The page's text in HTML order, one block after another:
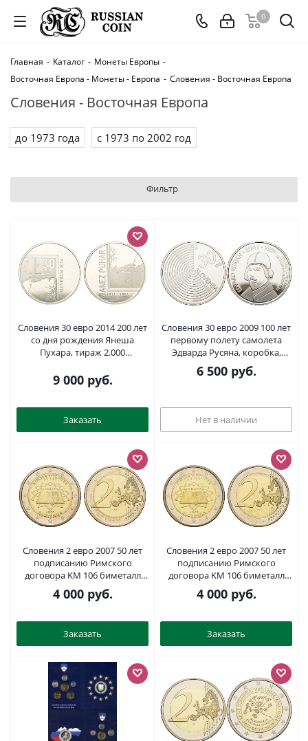
0
Главная - Каталог - Монеты Европы -
Восточная Европа - Монеты - Европа - Словения - Восточная Европа
Словения - Восточная Европа
до 1973 года с 1973 по 2002 год
Фильтр
Словения 30 евро 2014 200 лет
со дня рождения Янеша
Пухара, тираж 2.000
PROOF 270-745
9 000руб.
Заказать
Словения 30 евро 2009 100 лет
первому полету самолета
Эдварда Русяна, коробка,
сертификат KM 86 серебро
BUNC 00-00
6 500руб.
Нет в наличии
Словения 2 евро 2007 50 лет
подписанию Римского
договора KM 106 биметалл
UNC 1085-5-73
4 000руб.
Заказать
Словения 2 евро 2007 50 лет
подписанию Римского
договора KM 106 биметалл
UNC 1085-5-75
4 000руб.
Заказать